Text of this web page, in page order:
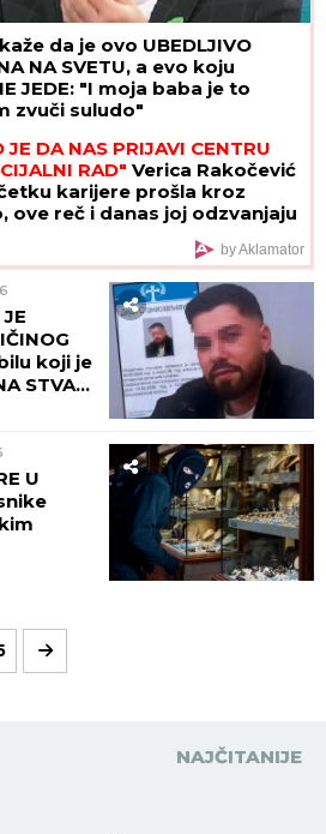
kaže da je ovo UBEDLJIVO
NA SVETU, a evo koju
JEDE: "I moja baba je to
zvuči suludo"
JE DA NAS PRIJAVI CENTRU
RAD" Verica Rakočević
karijere prošla kroz
ove reč i danas joj odzvanjaju
by Aklamator
koji je
STVAR
U
NAJČITANIJE